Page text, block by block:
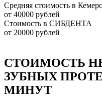
Средняя стоимость в
от 40000 рублей
Стоимость в СИБДЕНТА
от 20000 рублей
СТОИМОСТЬ
ЗУБНЫХ
МИНУТ